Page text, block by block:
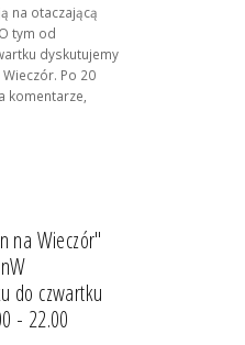
na otaczającą
tym od
dyskutujemy
Wieczór. Po 20
komentarze,
na Wieczór"
do czwartku
- 22.00